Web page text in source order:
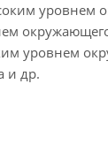
уровнем
уровнем
и др.